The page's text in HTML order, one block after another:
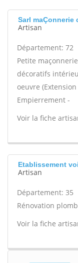
Sarl maÇonnerie
Artisan
Département: 72
Petite
décoratifs
oeuvre
Empierrement -
Voir la fiche
Etablissement
Artisan
Département: 35
Rénovation
Voir la fiche